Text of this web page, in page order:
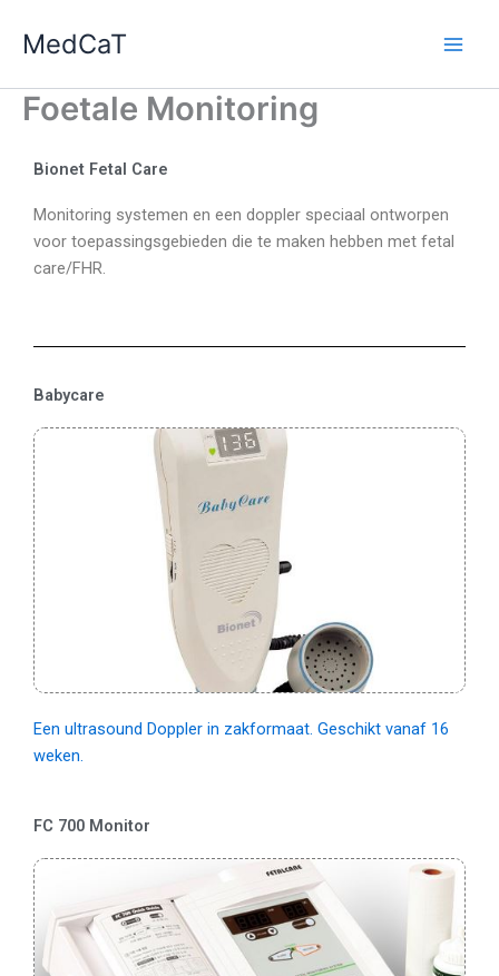
naar
inhoud
MedCaT
Foetale Monitoring
Bionet Fetal Care
Monitoring systemen en een doppler speciaal ontworpen
voor toepassingsgebieden die te maken hebben met fetal
care/FHR.
Babycare
Een ultrasound Doppler in zakformaat. Geschikt vanaf 16
weken.
FC 700 Monitor